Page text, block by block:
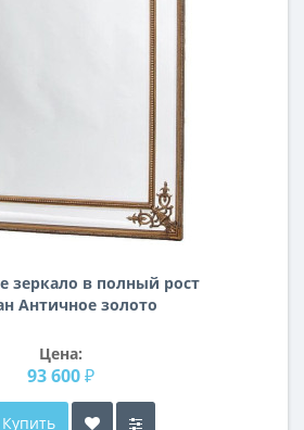
зеркало в полный рост
Античное золото
Цена:
93 600 ₽
Купить